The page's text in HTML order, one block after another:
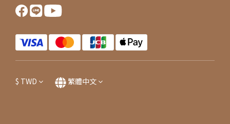
$ TWD 繁體中文